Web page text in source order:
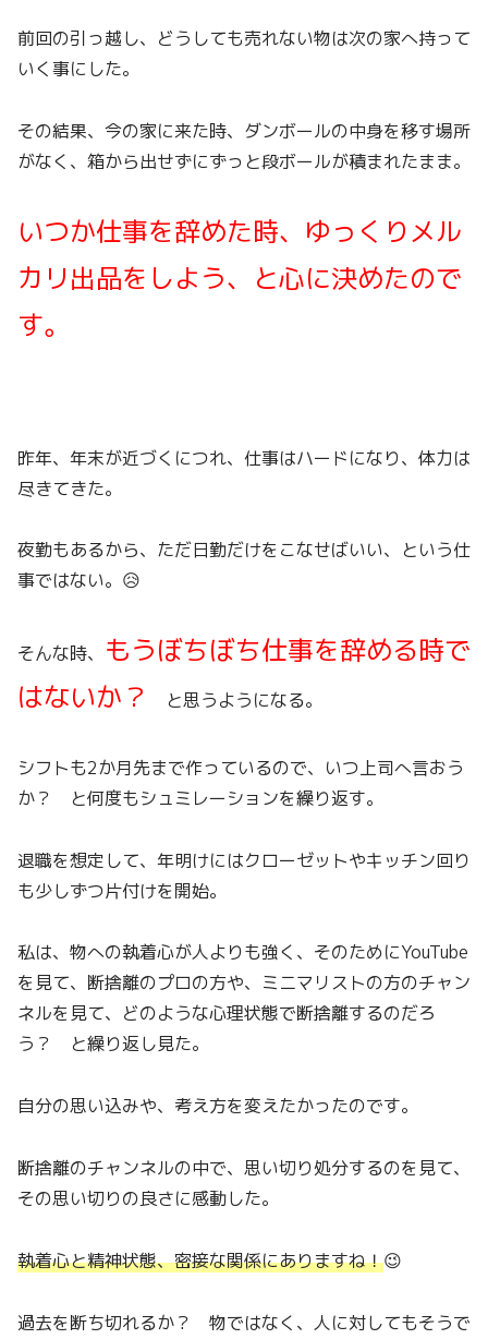
前回の引っ越し、どうしても売れない物は次の家へ持って
いく事にした。
その結果、今の家に来た時、ダンボールの中身を移す場所
がなく、箱から出せずにずっと段ボールが積まれたまま。
いつか仕事を辞めた時、ゆっくりメル
カリ出品をしよう、と心に決めたので
す。
昨年、年末が近づくにつれ、仕事はハードになり、体力は
尽きてきた。
夜勤もあるから、ただ日勤だけをこなせばいい、という仕
事ではない。😥
そんな時、 もうぼちぼち仕事を辞める時で
はないか？
と思うようになる。
シフトも2か月先まで作っているので、いつ上司へ言おう
か？ と何度もシュミレーションを繰り返す。
退職を想定して、年明けにはクローゼットやキッチン回り
も少しずつ片付けを開始。
私は、物への執着心が人よりも強く、そのためにYouTube
を見て、断捨離のプロの方や、ミニマリストの方のチャン
ネルを見て、どのような心理状態で断捨離するのだろ
う？ と繰り返し見た。
自分の思い込みや、考え方を変えたかったのです。
断捨離のチャンネルの中で、思い切り処分するのを見て、
その思い切りの良さに感動した。
執着心と精神状態、密接な関係にありますね！😉
過去を断ち切れるか？ 物ではなく、人に対してもそうで